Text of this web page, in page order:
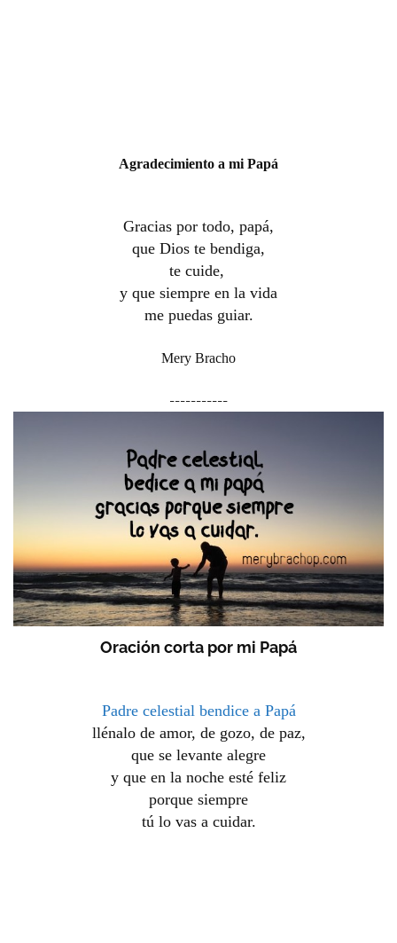
Agradecimiento a mi Papá
Gracias por todo, papá,
que Dios te bendiga,
te cuide,
y que siempre en la vida
me puedas guiar.
Mery Bracho
-----------
Oración corta por mi Papá
Padre celestial bendice a Papá
llénalo de amor, de gozo, de paz,
que se levante alegre
y que en la noche esté feliz
porque siempre
tú lo vas a cuidar.